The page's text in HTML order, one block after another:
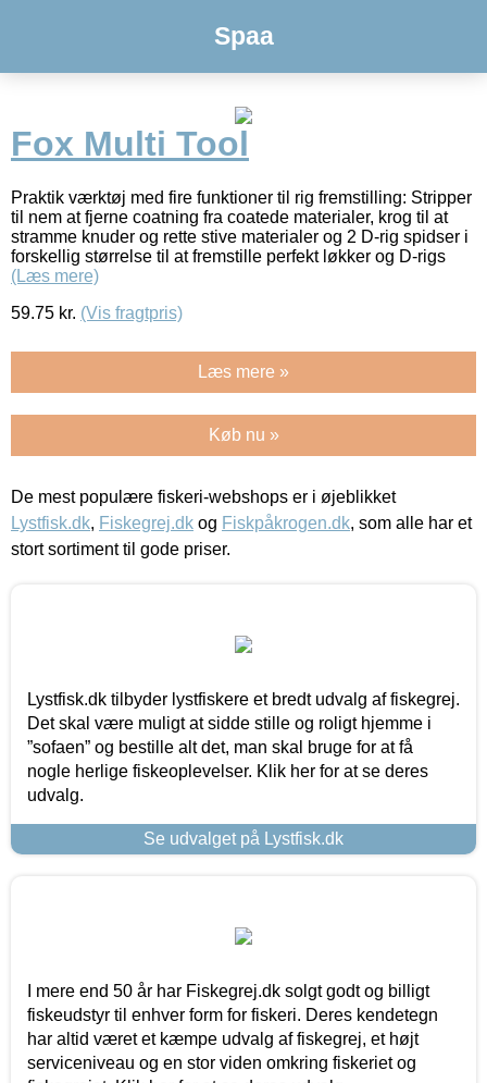
Spaa
Fox Multi Tool
Praktik værktøj med fire funktioner til rig fremstilling: Stripper
til nem at fjerne coatning fra coatede materialer, krog til at
stramme knuder og rette stive materialer og 2 D-rig spidser i
forskellig størrelse til at fremstille perfekt løkker og D-rigs
(Læs mere)
59.75 kr. (Vis fragtpris)
Læs mere »
Køb nu »
De mest populære fiskeri-webshops er i øjeblikket
Lystfisk.dk, Fiskegrej.dk og Fiskpåkrogen.dk, som alle har et
stort sortiment til gode priser.
Lystfisk.dk tilbyder lystfiskere et bredt udvalg af fiskegrej.
Det skal være muligt at sidde stille og roligt hjemme i
”sofaen” og bestille alt det, man skal bruge for at få
nogle herlige fiskeoplevelser. Klik her for at se deres
udvalg.
Se udvalget på Lystfisk.dk
I mere end 50 år har Fiskegrej.dk solgt godt og billigt
fiskeudstyr til enhver form for fiskeri. Deres kendetegn
har altid været et kæmpe udvalg af fiskegrej, et højt
serviceniveau og en stor viden omkring fiskeriet og